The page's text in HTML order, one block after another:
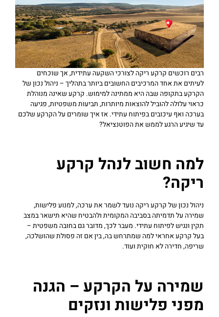
רבים רוכשים קרקע ריקה לצורכי השקעה עתידית, אך שוכחים
לעיתים את אחד המרכיבים החשובים ביותר בתהליך – ניהול נכון של
הקרקע בתקופה שבה היא ממתינה למימוש. קרקע שאינה מנוהלת
כראוי עלולה להוביל להוצאות מיותרות, תביעות משפטיות, פגיעה
בערכה ואף עיכובים בפיתוח עתידי. אז איך שומרים על הקרקע שלכם
עד שיגיע הרגע לממש את הפוטנציאל?
למה חשוב לנהל קרקע
ריקה?
ניהול נכון של קרקע ריקה נועד לשמר את ערכה, למנוע פלישות,
שמירה על תדמיתה בסביבה המקומית ולהבטיח שהיא תישאר במצב
תקין ונגיש לפיתוח עתידי. מעבר לכך, מדובר גם בחובה משפטית –
בעל קרקע אחראי למה שמתרחש בה, בין אם זה פסולת שהושלכה,
שריפה, חדירה לא חוקית ועוד.
שמירה על הקרקע – הגנה
מפני פלישות ונזקים